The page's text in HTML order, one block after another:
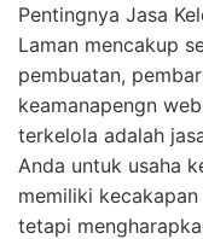
Pentingnya Jasa
Laman mencakup
pembuatan,
keamanapengn
terkelola adalah
Anda untuk usaha
memiliki
tetapi